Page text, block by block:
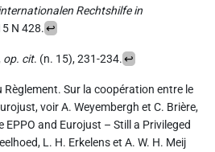
Rechtshilfe in
N 428.↩
op. cit. (n. 15), 231-234.↩
Sur la coopération entre le
voir A. Weyembergh et C. Brière,
EPPO and Eurojust – Still a Privileged
L. H. Erkelens et A. W. H. Meij